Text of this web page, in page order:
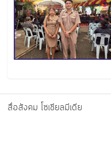
สื่อสังคม โซเชียลมีเดีย